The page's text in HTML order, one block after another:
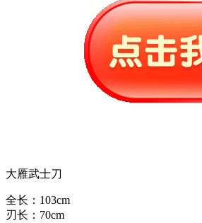
大雁武士刀
全长：103cm
刃长：70cm